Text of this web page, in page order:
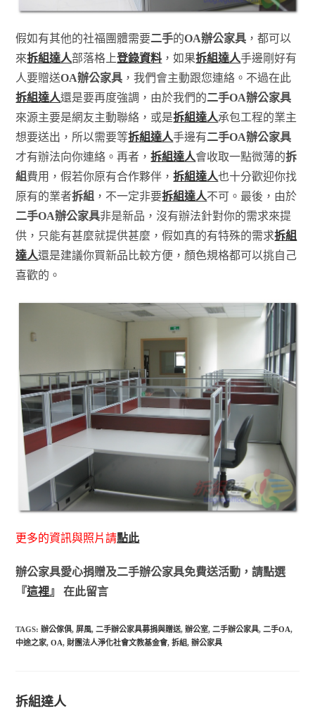
假如有其他的社福團體需要二手的OA辦公家具 ，都可以
來拆組達人部落格上登錄資料 ，如果拆組達人手邊剛好有
人要贈送OA辦公家具 ，我們會主動跟您連絡。不過在此
拆組達人還是要再度強調，由於我們的二手OA辦公家具
來源主要是網友主動聯絡，或是拆組達人承包工程的業主
想要送出，所以需要等拆組達人手邊有二手OA辦公家具
才有辦法向你連絡。再者，拆組達人會收取一點微薄的拆
組費用，假若你原有合作夥伴，拆組達人也十分歡迎你找
原有的業者拆組 ，不一定非要拆組達人不可。最後，由於
二手OA辦公家具非是新品，沒有辦法針對你的需求來提
供，只能有甚麼就提供甚麼，假如真的有特殊的需求拆組
達人還是建議你買新品比較方便，顏色規格都可以挑自己
喜歡的。
更多的資訊與照片請點此
辦公家具愛心捐贈及二手辦公家具免費送活動，請點選
『這裡』 在此留言
TAGS:辦公傢俱, 屏風, 二手辦公家具募捐與贈送, 辦公室, 二手辦公家具, 二手OA,
中途之家, OA, 財團法人淨化社會文教基金會, 拆組, 辦公家具
拆組達人